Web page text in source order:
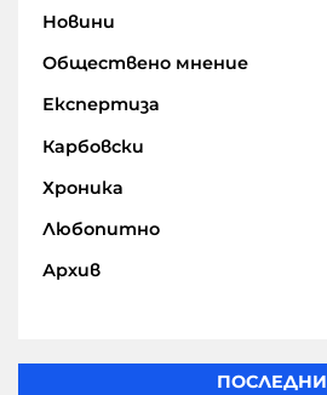
Новини
Обществено мнение
Експертиза
Карбовски
Хроника
Любопитно
Архив
ПОСЛЕДНИ